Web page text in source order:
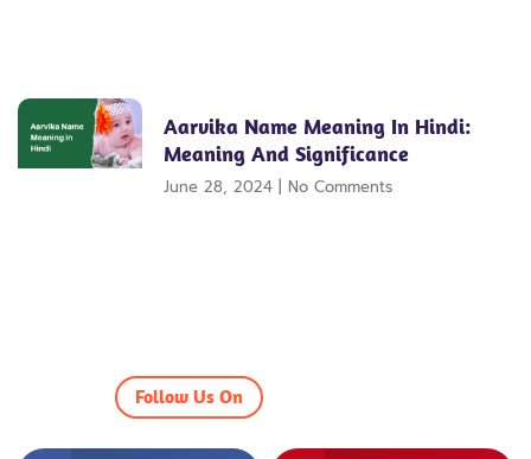
Aarvika Name Meaning In Hindi:
Meaning And Significance
June 28, 2024 No Comments
Follow Us On